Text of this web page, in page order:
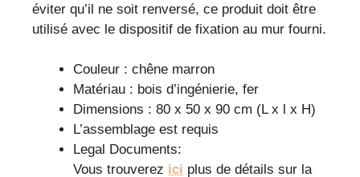
éviter qu’il ne soit renversé, ce produit doit être
utilisé avec le dispositif de fixation au mur fourni.
Couleur : chêne marron
Matériau : bois d’ingénierie, fer
Dimensions : 80 x 50 x 90 cm (L x l x H)
L’assemblage est requis
Legal Documents:
Vous trouverez ici plus de détails sur la